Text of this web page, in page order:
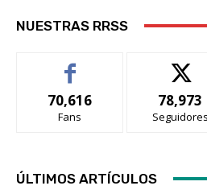
NUESTRAS RRSS
70,616
Fans
78,973
Seguidores
ÚLTIMOS ARTÍCULOS